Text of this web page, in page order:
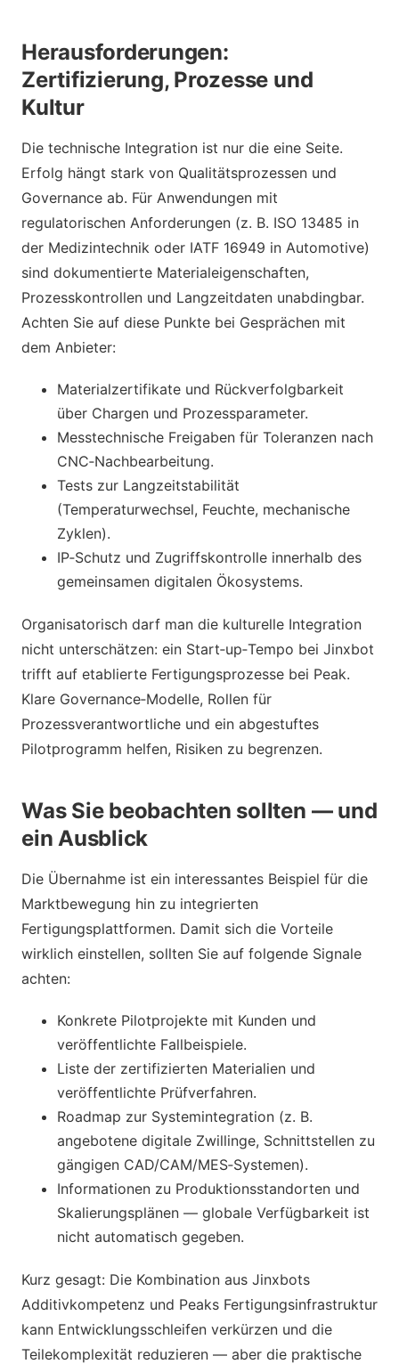
Herausforderungen:
Zertifizierung, Prozesse und
Kultur
Die technische Integration ist nur die eine Seite.
Erfolg hängt stark von Qualitätsprozessen und
Governance ab. Für Anwendungen mit
regulatorischen Anforderungen (z. B. ISO 13485 in
der Medizintechnik oder IATF 16949 in Automotive)
sind dokumentierte Materialeigen­schaften,
Prozesskontrollen und Langzeitdaten unabdingbar.
Achten Sie auf diese Punkte bei Gesprächen mit
dem Anbieter:
Materialzertifikate und Rückverfolgbarkeit
über Chargen und Prozessparameter.
Messtechnische Freigaben für Toleranzen nach
CNC‑Nachbearbeitung.
Tests zur Langzeitstabilität
(Temperaturwechsel, Feuchte, mechanische
Zyklen).
IP‑Schutz und Zugriffskontrolle innerhalb des
gemeinsamen digitalen Ökosystems.
Organisatorisch darf man die kulturelle Integration
nicht unterschätzen: ein Start‑up‑Tempo bei Jinxbot
trifft auf etablierte Fertigungsprozesse bei Peak.
Klare Governance‑Modelle, Rollen für
Prozessverantwortliche und ein abgestuftes
Pilotprogramm helfen, Risiken zu begrenzen.
Was Sie beobachten sollten — und
ein Ausblick
Die Übernahme ist ein interessantes Beispiel für die
Marktbewegung hin zu integrierten
Fertigungsplattformen. Damit sich die Vorteile
wirklich einstellen, sollten Sie auf folgende Signale
achten:
Konkrete Pilotprojekte mit Kunden und
veröffentlichte Fallbeispiele.
Liste der zertifizierten Materialien und
veröffentlichte Prüfverfahren.
Roadmap zur Systemintegration (z. B.
angebotene digitale Zwillinge, Schnittstellen zu
gängigen CAD/CAM/MES‑Systemen).
Informationen zu Produktionsstandorten und
Skalierungsplänen — globale Verfügbarkeit ist
nicht automatisch gegeben.
Kurz gesagt: Die Kombination aus Jinxbots
Additivkompetenz und Peaks Fertigungsinfrastruktur
kann Entwicklungsschleifen verkürzen und die
Teilekomplexität reduzieren — aber die praktische